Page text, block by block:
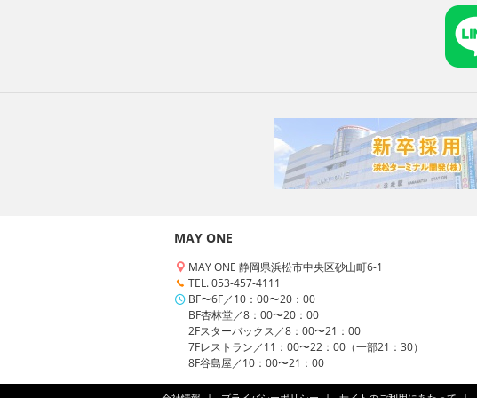
MAY ONE
MAY ONE 静岡県浜松市中央区砂山町6-1
TEL. 053-457-4111
BF〜6F／10：00〜20：00
BF杏林堂／8：00〜20：00
2Fスターバックス／8：00〜21：00
7Fレストラン／11：00〜22：00（一部21：30）
8F谷島屋／10：00〜21：00